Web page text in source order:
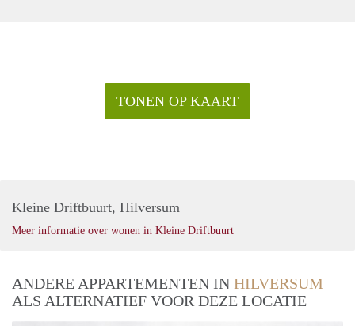
TONEN OP KAART
Kleine Driftbuurt, Hilversum
Meer informatie over wonen in Kleine Driftbuurt
ANDERE APPARTEMENTEN IN HILVERSUM
ALS ALTERNATIEF VOOR DEZE LOCATIE